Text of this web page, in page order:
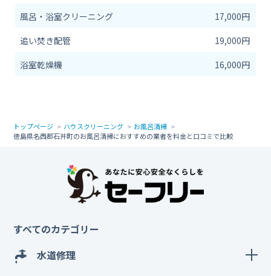
風呂・浴室クリーニング
17,000円
追い焚き配管
19,000円
浴室乾燥機
16,000円
トップページ ハウスクリーニング
お風呂清掃
徳島県名西郡石井町のお風呂清掃におすすめの業者を料金と口コミで比較
すべてのカテゴリー
水道修理